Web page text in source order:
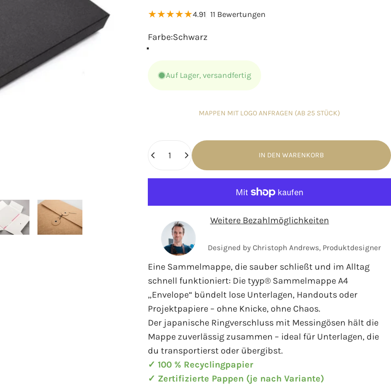
4.91 11 Bewertungen
Farbe
Farbe:Schwarz
Auf Lager, versandfertig
MAPPEN MIT LOGO ANFRAGEN (AB 25 STÜCK)
IN DEN WARENKORB
Weitere Bezahlmöglichkeiten
Designed by Christoph Andrews, Produktdesigner
Eine Sammelmappe, die sauber schließt und im Alltag
schnell funktioniert: Die tyyp® Sammelmappe A4
„Envelope“ bündelt lose Unterlagen, Handouts oder
Projektpapiere – ohne Knicke, ohne Chaos.
Der japanische Ringverschluss mit Messingösen hält die
Mappe zuverlässig zusammen – ideal für Unterlagen, die
du transportierst oder übergibst.
✓ 100 % Recyclingpapier
✓ Zertifizierte Pappen (je nach Variante)